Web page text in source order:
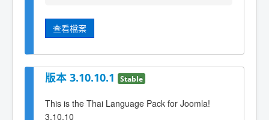
查看檔案
版本 3.10.10.1 Stable
This is the Thai Language Pack for Joomla!
3.10.10